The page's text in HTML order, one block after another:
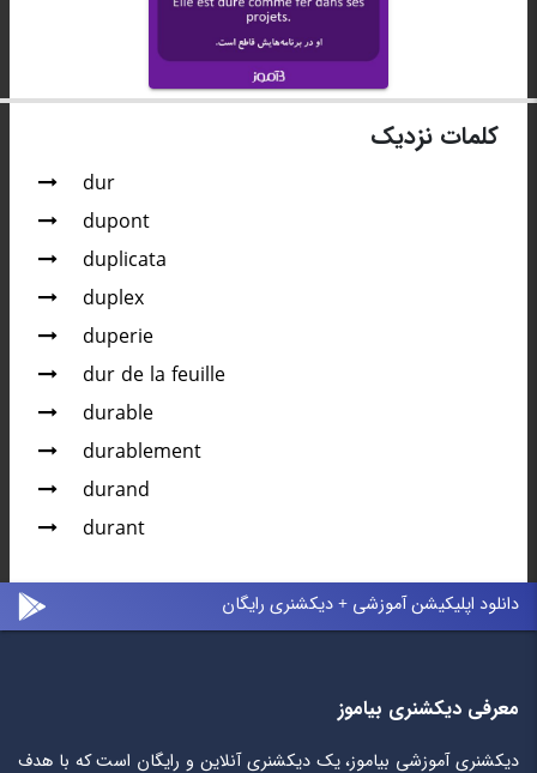
کلمات نزدیک
dur
dupont
duplicata
duplex
duperie
dur de la feuille
durable
durablement
durand
durant
دانلود اپلیکیشن آموزشی + دیکشنری رایگان
معرفی دیکشنری بیاموز
دیکشنری آموزشی بیاموز، یک دیکشنری آنلاین و رایگان است که با هدف